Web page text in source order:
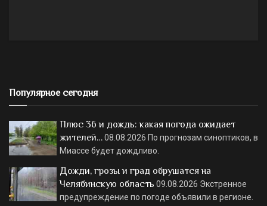
Популярное сегодня
Плюс 36 и дождь: какая погода ожидает
жителей…08.08.2026 По прогнозам синоптиков, в
Миассе будет дождливо.
Дожди, грозы и град обрушатся на
Челябинскую область 09.08.2026 Экстренное
предупреждение по погоде объявили в регионе.